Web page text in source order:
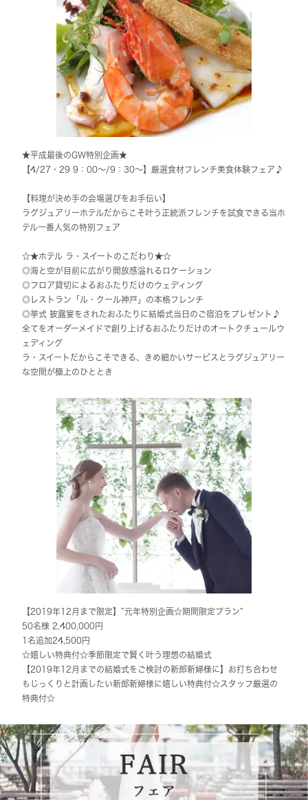
★平成最後のGW特別企画★
【4/27・29 9：00～/9：30～】厳選食材フレンチ美食体験フェア♪
【料理が決め手の会場選びをお手伝い】
ラグジュアリーホテルだからこそ叶う正統派フレンチを試食できる当ホ
テル一番人気の特別フェア
☆★ホテル ラ・スイートのこだわり★☆
◎海と空が目前に広がり開放感溢れるロケーション
◎フロア貸切によるおふたりだけのウェディング
◎レストラン「ル・クール神戸」の本格フレンチ
◎挙式 披露宴をされたおふたりに結婚式当日のご宿泊をプレゼント♪
全てをオーダーメイドで創り上げるおふたりだけのオートクチュールウ
ェディング
ラ・スイートだからこそできる、きめ細かいサービスとラグジュアリー
な空間が極上のひととき
【2019年12月まで限定】”元年特別企画☆期間限定プラン”
50名様 2,400,000円
1名追加24,500円
☆嬉しい特典付☆季節限定で賢く叶う理想の結婚式
【2019年12月までの結婚式をご検討の新郎新婦様に】お打ち合わせ
もじっくりと計画したい新郎新婦様に嬉しい特典付☆スタッフ厳選の
特典付☆